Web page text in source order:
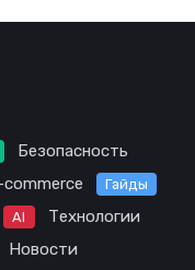
Безопасность
commerce Гайды
AI
Технологии
Новости